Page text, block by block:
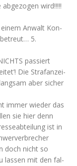
wird!!!!!
einem Anwalt Kon­
5.
pas­siert
Die Straf­an­zei­
aber sicher
immer wie­der das
sie hier denn
ist in
doch nicht so
las­sen mit den fal­